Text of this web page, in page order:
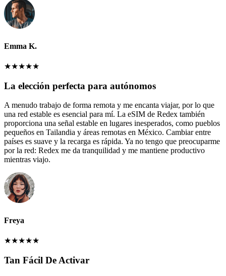
Emma K.
★★★★★
La elección perfecta para autónomos
A menudo trabajo de forma remota y me encanta viajar, por lo que
una red estable es esencial para mí. La eSIM de Redex también
proporciona una señal estable en lugares inesperados, como pueblos
pequeños en Tailandia y áreas remotas en México. Cambiar entre
países es suave y la recarga es rápida. Ya no tengo que preocuparme
por la red: Redex me da tranquilidad y me mantiene productivo
mientras viajo.
Freya
★★★★★
Tan Fácil De Activar